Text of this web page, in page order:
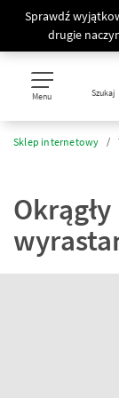
Sprawdź
drugie
Menu Szukaj
Sklep internetowy